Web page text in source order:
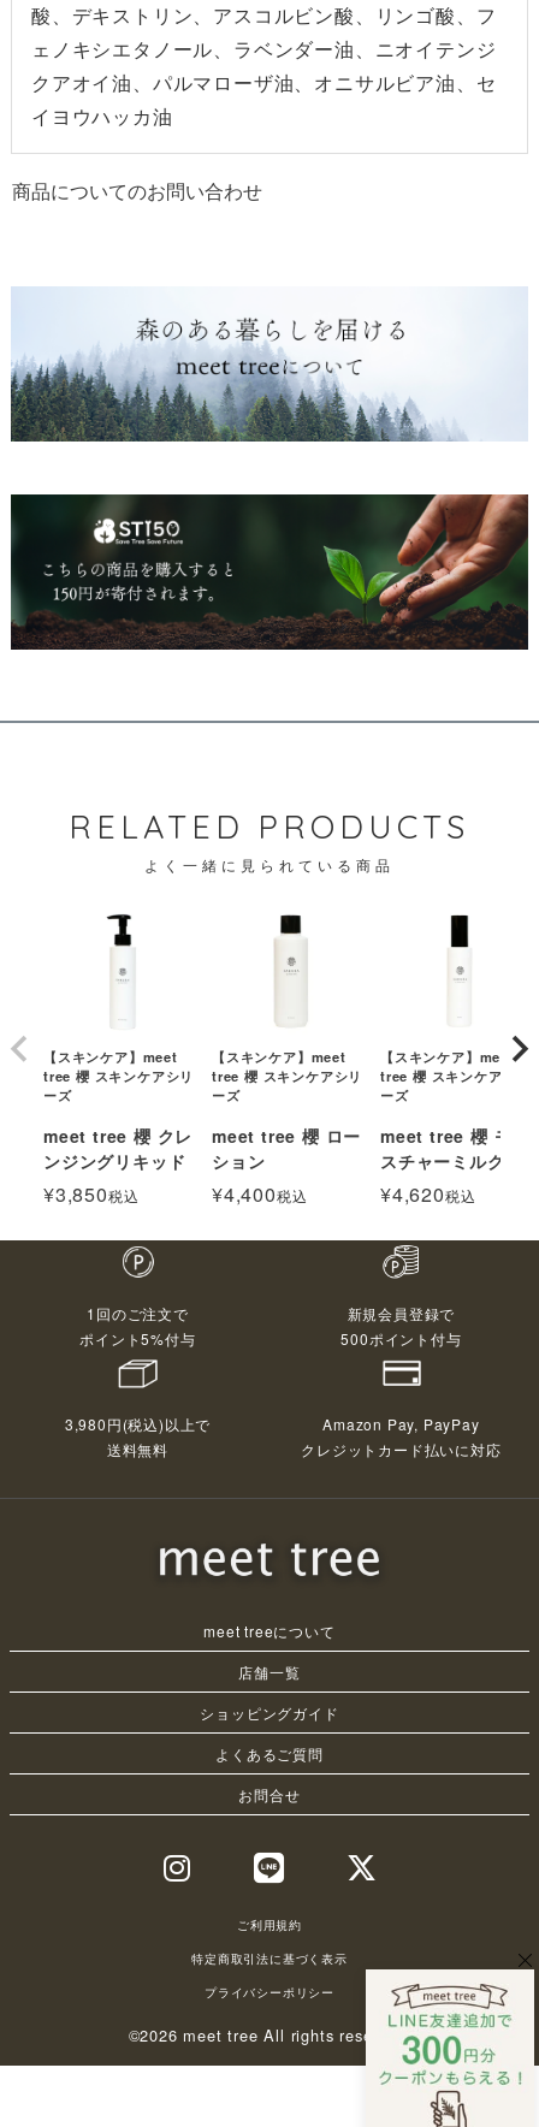
酸、デキストリン、アスコルビン酸、リンゴ酸、フ
ェノキシエタノール、ラベンダー油、ニオイテンジ
クアオイ油、パルマローザ油、オニサルビア油、セ
イヨウハッカ油
商品についてのお問い合わせ
RELATED PRODUCTS
よく一緒に見られている商品
【スキンケア】meet
tree 櫻 スキンケアシリ
ーズ
meet tree 櫻 クレ
ンジングリキッド
¥3,850税込
【スキンケア】meet
tree 櫻 スキンケアシリ
ーズ
meet tree 櫻 ロー
ション
¥4,400税込
【スキンケア】meet
tree 櫻 スキンケアシリ
ーズ
meet tree 櫻 モイ
スチャーミルク
¥4,620税込
1回のご注文で
ポイント5%付与
新規会員登録で
500ポイント付与
3,980円(税込)以上で
送料無料
Amazon Pay, PayPay
クレジットカード払いに対応
meet treeについて
店舗一覧
ショッピングガイド
よくあるご質問
お問合せ
ご利用規約
特定商取引法に基づく表示
プライバシーポリシー
©2026 meet tree All rights reserved.